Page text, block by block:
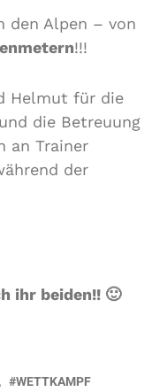
den Alpen – von
!!!
Helmut für die
die Betreuung
an Trainer
der
ihr beiden!! 🙂
WETTKAMPF